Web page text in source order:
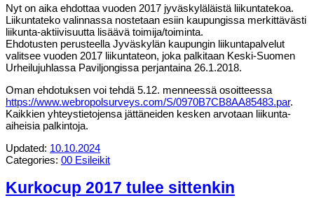
Nyt on aika ehdottaa vuoden 2017 jyväskyläläistä liikuntatekoa.
Liikuntateko valinnassa nostetaan esiin kaupungissa merkittävästi
liikunta-aktiivisuutta lisäävä toimija/toiminta.
Ehdotusten perusteella Jyväskylän kaupungin liikuntapalvelut
valitsee vuoden 2017 liikuntateon, joka palkitaan Keski-Suomen
Urheilujuhlassa Paviljongissa perjantaina 26.1.2018.
Oman ehdotuksen voi tehdä 5.12. menneessä osoitteessa
https://www.webropolsurveys.com/S/0970B7CB8AA85483.par.
Kaikkien yhteystietojensa jättäneiden kesken arvotaan liikunta-
aiheisia palkintoja.
Updated: 10.10.2024
Categories: 00 Esileikit
Kurkocup 2017 tulee sittenkin